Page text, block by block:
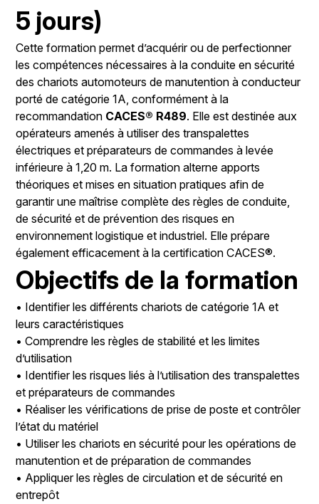
5 jours)
Cette formation permet d’acquérir ou de perfectionner
les compétences nécessaires à la conduite en sécurité
des chariots automoteurs de manutention à conducteur
porté de catégorie 1A, conformément à la
recommandation CACES® R489. Elle est destinée aux
opérateurs amenés à utiliser des transpalettes
électriques et préparateurs de commandes à levée
inférieure à 1,20 m. La formation alterne apports
théoriques et mises en situation pratiques afin de
garantir une maîtrise complète des règles de conduite,
de sécurité et de prévention des risques en
environnement logistique et industriel. Elle prépare
également efficacement à la certification CACES®.
Objectifs de la formation
• Identifier les différents chariots de catégorie 1A et
leurs caractéristiques
• Comprendre les règles de stabilité et les limites
d’utilisation
• Identifier les risques liés à l’utilisation des transpalettes
et préparateurs de commandes
• Réaliser les vérifications de prise de poste et contrôler
l’état du matériel
• Utiliser les chariots en sécurité pour les opérations de
manutention et de préparation de commandes
• Appliquer les règles de circulation et de sécurité en
entrepôt